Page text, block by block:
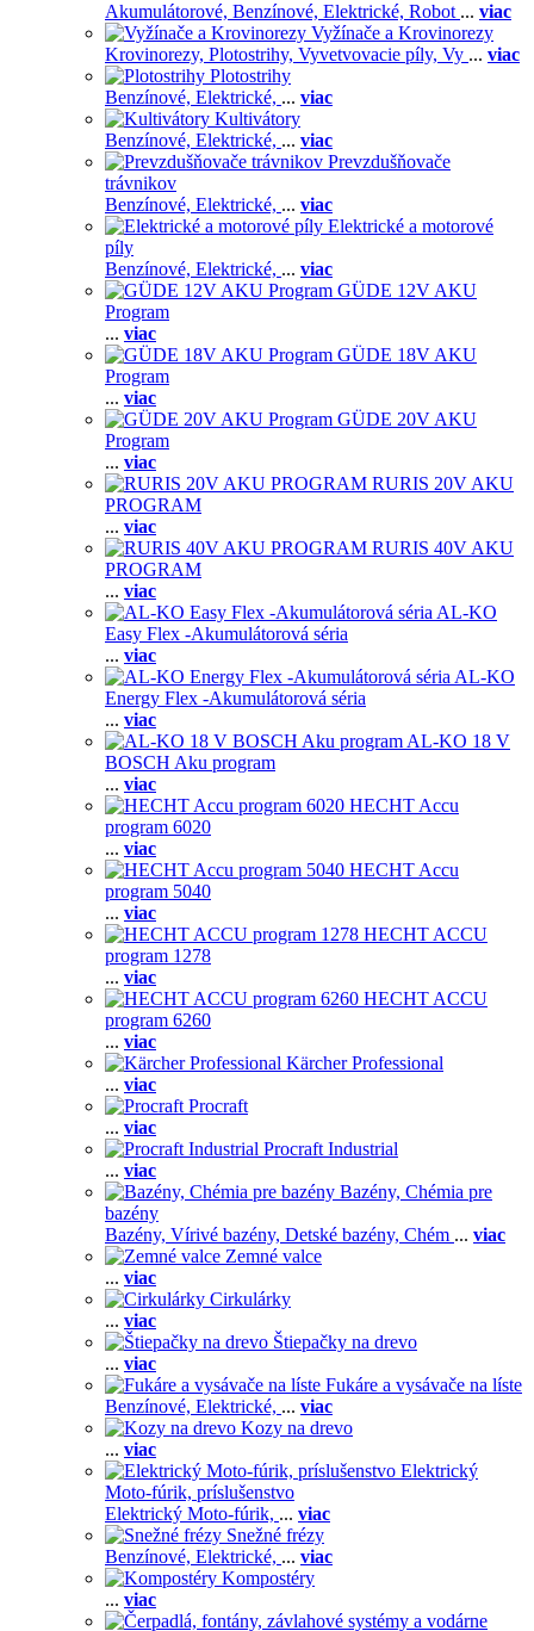
Akumulátorové, Benzínové, Elektrické, Robot ... viac
Vyžínače a Krovinorezy
Krovinorezy, Plotostrihy, Vyvetvovacie píly, Vy ... viac
Plotostrihy
Benzínové, Elektrické, ... viac
Kultivátory
Benzínové, Elektrické, ... viac
Prevzdušňovače
trávnikov
Benzínové, Elektrické, ... viac
Elektrické a motorové
píly
Benzínové, Elektrické, ... viac
GÜDE 12V AKU
Program
... viac
GÜDE 18V AKU
Program
... viac
GÜDE 20V AKU
Program
... viac
RURIS 20V AKU
PROGRAM
... viac
RURIS 40V AKU
PROGRAM
... viac
AL-KO
Easy Flex -Akumulátorová séria
... viac
AL-KO
Energy Flex -Akumulátorová séria
... viac
AL-KO 18 V
BOSCH Aku program
... viac
HECHT Accu
program 6020
... viac
HECHT Accu
program 5040
... viac
HECHT ACCU
program 1278
... viac
HECHT ACCU
program 6260
... viac
Kärcher Professional
... viac
Procraft
... viac
Procraft Industrial
... viac
Bazény, Chémia pre
bazény
Bazény, Vírivé bazény, Detské bazény, Chém ... viac
Zemné valce
... viac
Cirkulárky
... viac
Štiepačky na drevo
... viac
Fukáre a vysávače na líste
Benzínové, Elektrické, ... viac
Kozy na drevo
... viac
Elektrický
Moto-fúrik, príslušenstvo
Elektrický Moto-fúrik, ... viac
Snežné frézy
Benzínové, Elektrické, ... viac
Kompostéry
... viac